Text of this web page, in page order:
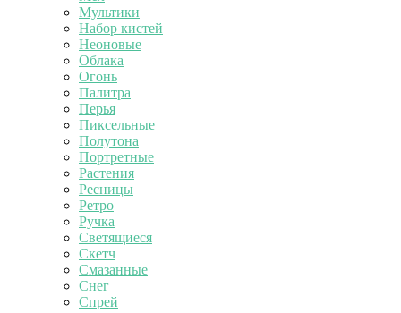
Мультики
Набор кистей
Неоновые
Облака
Огонь
Палитра
Перья
Пиксельные
Полутона
Портретные
Растения
Ресницы
Ретро
Ручка
Светящиеся
Скетч
Смазанные
Снег
Спрей